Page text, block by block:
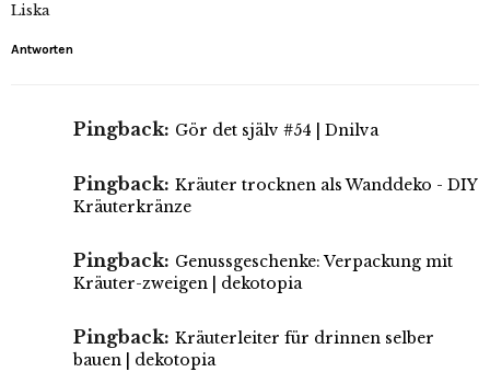
Liska
Antworten
Pingback: Gör det själv #54 | Dnilva
Pingback: Kräuter trocknen als Wanddeko - DIY
Kräuterkränze
Pingback: Genussgeschenke: Verpackung mit
Kräuter-zweigen | dekotopia
Pingback: Kräuterleiter für drinnen selber
bauen | dekotopia